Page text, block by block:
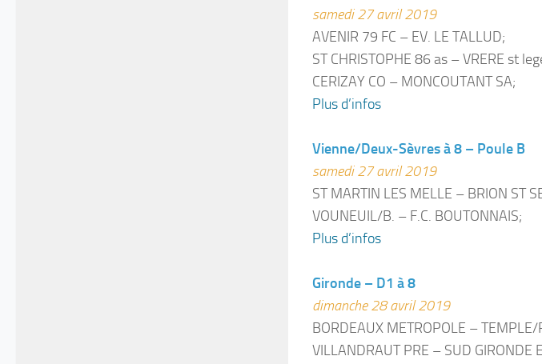
samedi 27 avril 2019
AVENIR 79 FC – EV. LE TALLUD;
ST CHRISTOPHE 86 as – VRERE st
CERIZAY CO – MONCOUTANT SA;
Plus d’infos
Vienne/Deux-Sèvres à 8 – Poule B
samedi 27 avril 2019
ST MARTIN LES MELLE – BRION ST
VOUNEUIL/B. – F.C. BOUTONNAIS;
Plus d’infos
Gironde – D1 à 8
dimanche 28 avril 2019
BORDEAUX METROPOLE – TEMPLE/
VILLANDRAUT PRE – SUD GIRONDE